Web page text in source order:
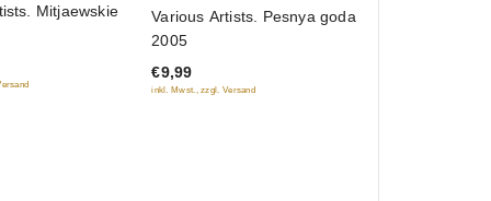
Mitjaewskie
of
5
Various Artists. Pesnya goda
2005
€9,99
inkl. Mwst., zzgl. Versand